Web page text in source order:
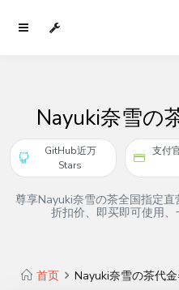
Nayuki奈雪の
GitHub近万
Stars
支付
尊享Nayuki奈雪の茶全国指定
折扣价、即买即可使用、
首页 Nayuki奈雪の茶代